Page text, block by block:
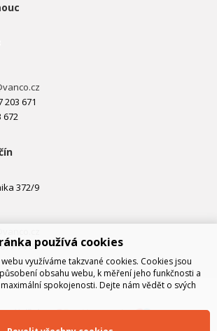
203 671
672
372/9
74 02používá cookies
využíváme takzvané cookies. Cookies jsou
obsahu webu, k měření jeho funkčnosti a
spokojenosti. Dejte nám vědět o svých